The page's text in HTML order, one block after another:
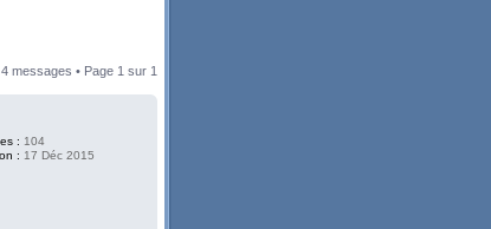
4 messages • Page 1 sur 1
: 104
: 17 Déc 2015